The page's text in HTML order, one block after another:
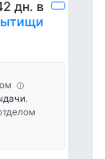
дн. в
ⓘ
.